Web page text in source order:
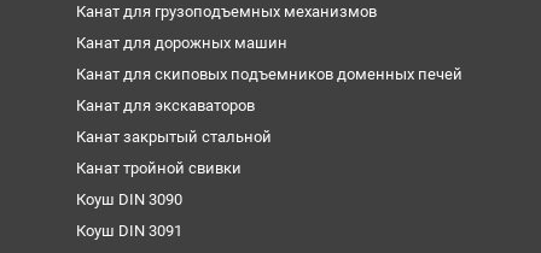
Канат для грузоподъемных механизмов
Канат для дорожных машин
Канат для скиповых подъемников доменных печей
Канат для экскаваторов
Канат закрытый стальной
Канат тройной свивки
Коуш DIN 3090
Коуш DIN 3091